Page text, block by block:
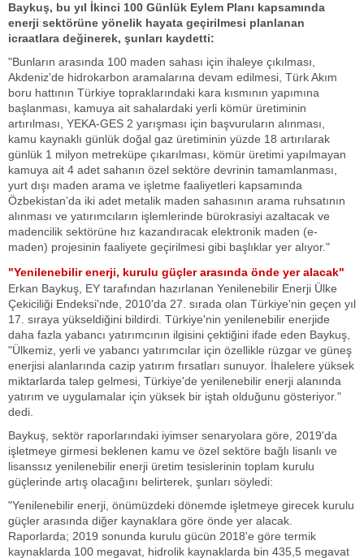
Baykuş, bu yıl İkinci 100 Günlük Eylem Planı kapsamında
enerji sektörüne yönelik hayata geçirilmesi planlanan
icraatlara değinerek, şunları kaydetti:
"Bunların arasında 100 maden sahası için ihaleye çıkılması,
Akdeniz'de hidrokarbon aramalarına devam edilmesi, Türk Akım
boru hattının Türkiye topraklarındaki kara kısmının yapımına
başlanması, kamuya ait sahalardaki yerli kömür üretiminin
artırılması, YEKA-GES 2 yarışması için başvuruların alınması,
kamu kaynaklı günlük doğal gaz üretiminin yüzde 18 artırılarak
günlük 1 milyon metreküpe çıkarılması, kömür üretimi yapılmayan
kamuya ait 4 adet sahanın özel sektöre devrinin tamamlanması,
yurt dışı maden arama ve işletme faaliyetleri kapsamında
Özbekistan’da iki adet metalik maden sahasının arama ruhsatının
alınması ve yatırımcıların işlemlerinde bürokrasiyi azaltacak ve
madencilik sektörüne hız kazandıracak elektronik maden (e-
maden) projesinin faaliyete geçirilmesi gibi başlıklar yer alıyor."
"Yenilenebilir enerji, kurulu güçler arasında önde yer alacak"
Erkan Baykuş, EY tarafından hazırlanan Yenilenebilir Enerji Ülke
Çekiciliği Endeksi'nde, 2010'da 27. sırada olan Türkiye'nin geçen yıl
17. sıraya yükseldiğini bildirdi. Türkiye'nin yenilenebilir enerjide
daha fazla yabancı yatırımcının ilgisini çektiğini ifade eden Baykuş,
"Ülkemiz, yerli ve yabancı yatırımcılar için özellikle rüzgar ve güneş
enerjisi alanlarında cazip yatırım fırsatları sunuyor. İhalelere yüksek
miktarlarda talep gelmesi, Türkiye'de yenilenebilir enerji alanında
yatırım ve uygulamalar için yüksek bir iştah olduğunu gösteriyor."
dedi.
Baykuş, sektör raporlarındaki iyimser senaryolara göre, 2019'da
işletmeye girmesi beklenen kamu ve özel sektöre bağlı lisanlı ve
lisanssız yenilenebilir enerji üretim tesislerinin toplam kurulu
güçlerinde artış olacağını belirterek, şunları söyledi:
"Yenilenebilir enerji, önümüzdeki dönemde işletmeye girecek kurulu
güçler arasında diğer kaynaklara göre önde yer alacak.
Raporlarda; 2019 sonunda kurulu gücün 2018'e göre termik
kaynaklarda 100 megavat, hidrolik kaynaklarda bin 435,5 megavat